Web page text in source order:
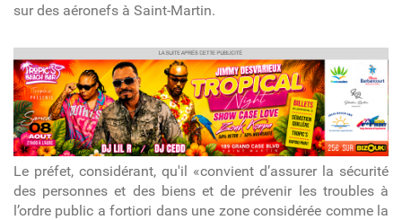
sur des aéronefs à Saint-Martin.
article
Le préfet, considérant, qu'il «convient d’assurer la sécurité
des personnes et des biens et de prévenir les troubles à
l’ordre public a fortiori dans une zone considérée comme la